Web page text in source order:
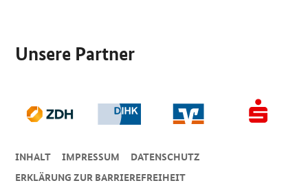
Unsere Partner
INHALT IMPRESSUM
DA­TEN­SCHUTZ
ERKLÄRUNG ZUR BARRIEREFREIHEIT